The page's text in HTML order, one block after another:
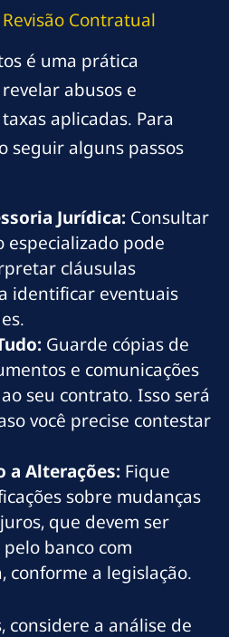
Contratual
é uma prática
abusos e
aplicadas. Para
seguir alguns passos
Jurídica: Consultar
especializado pode
cláusulas
identificar eventuais
Guarde cópias de
e comunicações
seu contrato. Isso será
você precise contestar
a Alterações: Fique
sobre mudanças
que devem ser
banco com
conforme a legislação.
considere a análise de